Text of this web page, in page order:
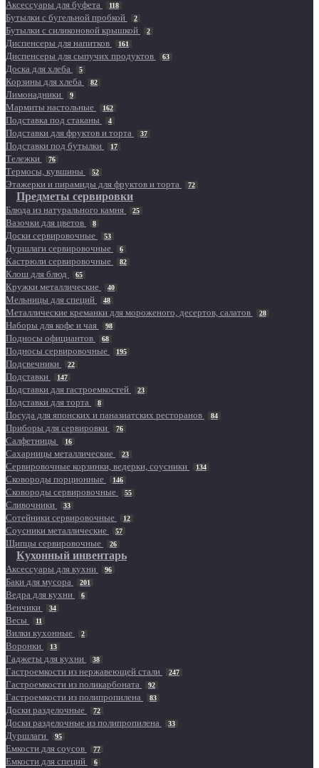
Аксессуары для буфета 118
Бутылки с бугельной пробкой 2
Бутылки с силиконовой крышкой 2
Диспенсеры для напитков 161
Диспенсеры для сыпучих продуктов 63
Доска для хлеба 5
Корзины для хлеба 82
Лимонадники 9
Мармиты настольные 162
Подставка под стаканы 4
Подставки для фруктов и торта 37
Подставки под бутылки 17
Тележки 76
Термосы, кувшины 52
Этажерки и пирамиды для фруктов и торта 72
Предметы сервировки
Блюда из натурального камня 25
Вазочки для цветов 8
Доски сервировочные 53
Дуршлаги сервировочные 6
Кастрюли сервировочные 82
Клош для блюд 65
Кружки металлические 40
Мельницы для специй 48
Металлические креманки для мороженого, десертов, салатов 28
Наборы для кофе и чая 98
Подносы официантов 68
Подносы сервировочные 195
Подсвечники 22
Подставки 147
Подставки для гастроемкостей 23
Подставки для торта 8
Посуда для японских и паназиатских ресторанов 84
Приборы для сервировки 76
Салфетницы 16
Сахарницы металлические 23
Сервировочные корзинки, ведерки, соусники 134
Сковороды порционные 146
Сковороды сервировочные 55
Сливочники 33
Сотейники сервировочные 12
Соусники металлические 57
Щипцы сервировочные 26
Кухонный инвентарь
Аксессуары для кухни 96
Баки для мусора 201
Ведра для кухни 6
Венчики 34
Весы 11
Вилки кухонные 2
Воронки 13
Гаджеты для кухни 38
Гастроемкости из нержавеющей стали 247
Гастроемкости из поликарбоната 92
Гастроемкости из полипропилена 83
Доски разделочные 72
Доски разделочные из полипропилена 33
Дуршлаги 95
Емкости для соусов 77
Емкости для специй 6